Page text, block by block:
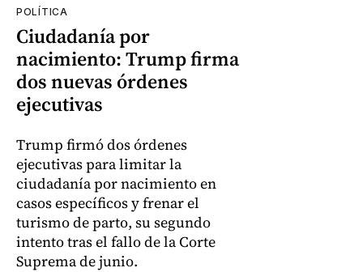
POLÍTICA
Ciudadanía por
nacimiento: Trump firma
dos nuevas órdenes
ejecutivas
Trump firmó dos órdenes
ejecutivas para limitar la
ciudadanía por nacimiento en
casos específicos y frenar el
turismo de parto, su segundo
intento tras el fallo de la Corte
Suprema de junio.